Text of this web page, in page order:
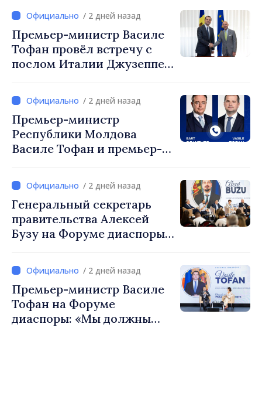
посол Турции Уйгар
Мустафа Сертел/ 2 дней назад
Премьер-министр Василе
Тофан провёл встречу с
послом Италии Джузеппе
/ 2 дней назад
Премьер-министр
Республики Молдова
Василе Тофан и премьер-
Вевер обсудили
европейский путь
Республики Молдова
/ 2 дней назад
Генеральный секретарь
правительства Алексей
Бузу на Форуме диаспоры:
чтобы строить более
сильные сообщества»
/ 2 дней назад
Премьер-министр Василе
Тофан на Форуме
диаспоры: «Мы должны